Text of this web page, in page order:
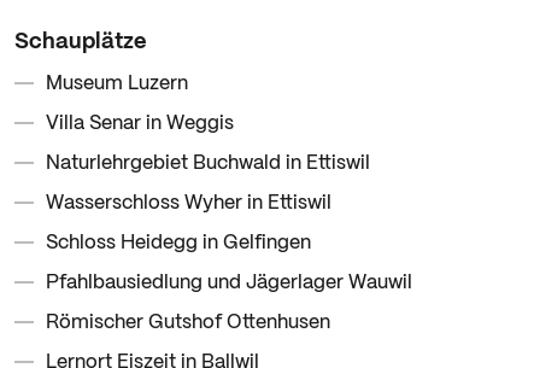
Schauplätze
Museum Luzern
Villa Senar in Weggis
Naturlehrgebiet Buchwald in Ettiswil
Wasserschloss Wyher in Ettiswil
Schloss Heidegg in Gelfingen
Pfahlbausiedlung und Jägerlager Wauwil
Römischer Gutshof Ottenhusen
Lernort Eiszeit in Ballwil